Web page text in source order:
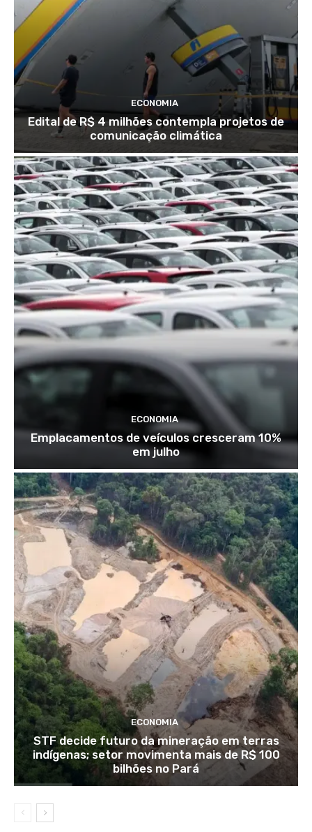
ECONOMIA
Edital de R$ 4 milhões contempla projetos de
comunicação climática
ECONOMIA
Emplacamentos de veículos cresceram 10%
em julho
ECONOMIA
STF decide futuro da mineração em terras
indígenas; setor movimenta mais de R$ 100
bilhões no Pará